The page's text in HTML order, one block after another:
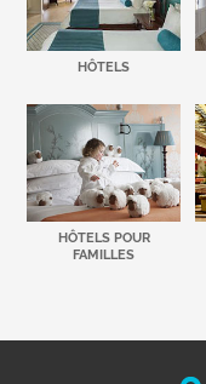
HÔTELS
HÔTELS POUR
FAMILLES